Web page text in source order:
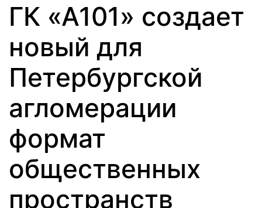
ГК «А101» создает
новый для
Петербургской
агломерации
формат
общественных
пространств